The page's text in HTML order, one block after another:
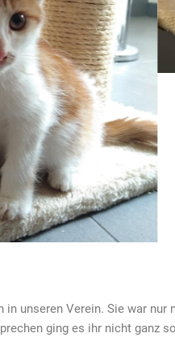
in unseren Verein. Sie war nur
ging es ihr nicht ganz